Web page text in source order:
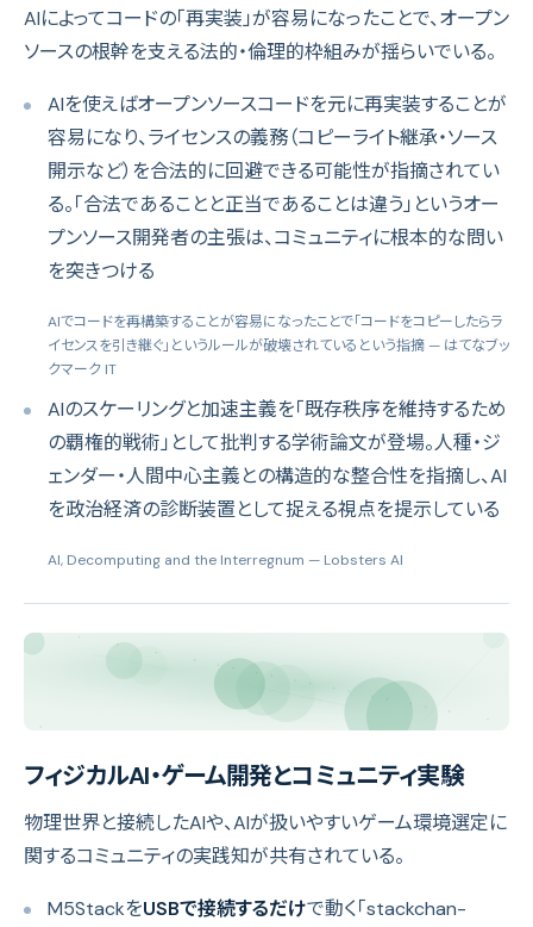
AIによってコードの「再実装」が容易になったことで、オープン
ソースの根幹を支える法的・倫理的枠組みが揺らいでいる。
AIを使えばオープンソースコードを元に再実装することが
容易になり、ライセンスの義務（コピーライト継承・ソース
開示など）を合法的に回避できる可能性が指摘されてい
る。「合法であることと正当であることは違う」というオー
プンソース開発者の主張は、コミュニティに根本的な問い
を突きつける
AIでコードを再構築することが容易になったことで「コードをコピーしたらラ
イセンスを引き継ぐ」というルールが破壊されているという指摘 — はてなブッ
クマーク IT
AIのスケーリングと加速主義を「既存秩序を維持するため
の覇権的戦術」として批判する学術論文が登場。人種・ジ
ェンダー・人間中心主義との構造的な整合性を指摘し、AI
を政治経済の診断装置として捉える視点を提示している
AI, Decomputing and the Interregnum — Lobsters AI
フィジカルAI・ゲーム開発とコミュニティ実験
物理世界と接続したAIや、AIが扱いやすいゲーム環境選定に
関するコミュニティの実践知が共有されている。
M5StackをUSBで接続するだけで動く「stackchan-